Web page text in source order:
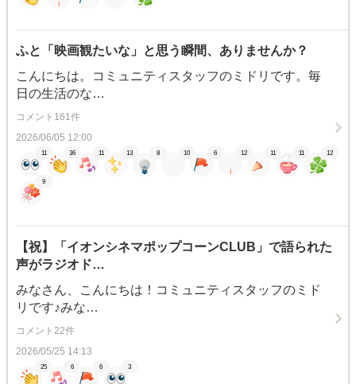
ふと「映画観たいな」と思う瞬間、ありませんか？
こんにちは。コミュニティスタッフのミドリです。毎
日の生活のな…
コメント161件
2026/06/05 12:00
11 36 11 13 8 10 6 12 11 11 12
9
【祝】「イオンシネマポップコーンCLUB」で語られた
声がラジオド…
みなさん、こんにちは！コミュニティスタッフのミド
リです♪みな…
コメント22件
2026/05/25 14:13
25 6 6 3